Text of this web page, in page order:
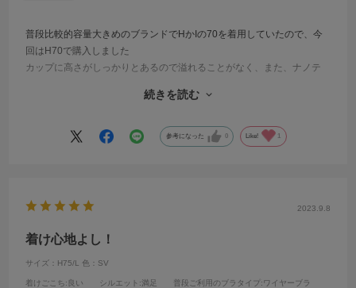
普段比較的容量大きめのブランドでHかIの70を着用していたので、今
回はH70で購入しました
カップに高さがしっかりとあるので溢れることがなく、また、ナノテ
サイドすっきりな上向きバストにしてくれて、シルエットもすごく綺
ショーツもしっかりとお尻を覆ってくれる感じがして安心感がありま
続きを読む
参考になった 0 Like! 1
2023.9.8
着け心地よし！
サイズ：H75/L 色：SV
着けごこち:良い シルエット :満足 普段ご利用のブラタイプ :ワイヤーブラ